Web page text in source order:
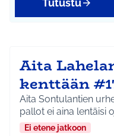
Tutustu
Aita
kenttään
Aita Sontulantien
Ei etene jatkoon